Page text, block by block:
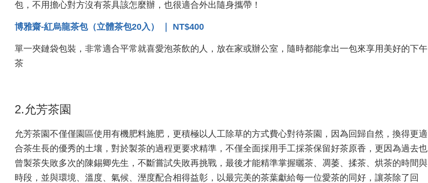
包，不用擔心對方沒有茶具該怎麼辦，也很適合外出隨身攜帶！
博雅齋-紅烏龍茶包（立體茶包20入） ｜ NT$400
單一夾鏈袋包裝，非常適合平常就喜愛泡茶飲的人，放在家或辦公室，隨時都能拿出一包來享用美好的下午
茶
2.允芳茶園
允芳茶園不僅僅園區使用有機肥料施肥，更積極以人工除草的方式費心對待茶園，因為回歸自然，換得更適
合茶生長的優秀的土壤，對於製茶的過程更要求精準，不僅全面採用手工採茶保留好茶原香，更因為過去也
曾製茶失敗多次的陳錫卿先生，不斷嘗試失敗再挑戰，最後才能精準掌握曬茶、凋萎、揉茶、烘茶的時間與
時段，並與環境、溫度、氣候、溼度配合相得益彰，以最完美的茶葉獻給每一位愛茶的同好，讓茶除了回